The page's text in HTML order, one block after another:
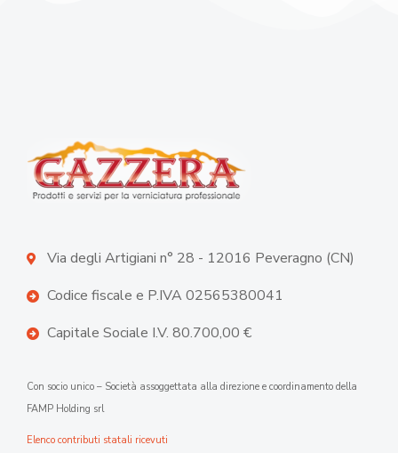
Via degli Artigiani n° 28 - 12016 Peveragno (CN)
Codice fiscale e P.IVA 02565380041
Capitale Sociale I.V. 80.700,00 €
Con socio unico – Società assoggettata alla direzione e coordinamento della
FAMP Holding srl
Elenco contributi statali ricevuti